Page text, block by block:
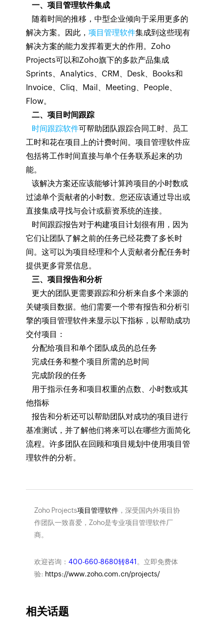
一、项目管理软件集成
随着时间的推移，中型企业倾向于采用更多的
解决方案。因此， 项目管理软件集成到这些现有
解决方案的能力发挥着更大的作用。Zoho
Projects可以和Zoho旗下的多款产品集成
Sprints、Analytics、CRM、Desk、Books和
Invoice、Cliq、Mail、Meeting、People、
Flow。
二、项目时间跟踪
时间跟踪软件可帮助团队跟踪合同工时、员工
工时和花在项目上的计费时间。项目管理软件应
包括将工作时间直接与单个任务联系起来的功
能。
该解决方案还应该能够计算跨项目的小时数或
过滤单个贡献者的小时数。您还应该通过导出或
直接集成寻找与会计或薪资系统的连接。
时间跟踪报告对于构建项目计划很有用，因为
它们让团队了解之前的任务已经花费了多长时
间。这可以为项目经理和个人贡献者分配任务时
提供更多背景信息。
三、项目报告和分析
更大的团队更需要跟踪和分析来自多个来源的
关键项目数据。他们需要一个带有报告和分析引
擎的项目管理软件来显示以下指标，以帮助成功
交付项目：
分配给项目和单个团队成员的总任务
完成任务和整个项目所需的总时间
完成阶段的任务
用于指示任务和项目权重的点数、小时数或其
他指标
报告和分析还可以帮助团队对成功的项目进行
基准测试，并了解他们将来可以在哪些方面简化
流程。许多团队在回顾和项目规划中使用项目管
理软件的分析。
Zoho Projects项目管理软件，深受国内外项目协
作团队一致喜爱，Zoho是专业项目管理软件厂
商。
欢迎咨询： 400-660-8680转841 。立即免费体
验: https://www.zoho.com.cn/projects/
相关话题